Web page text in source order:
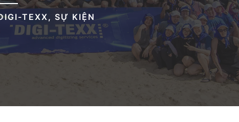
TEXX, SỰ KIỆN